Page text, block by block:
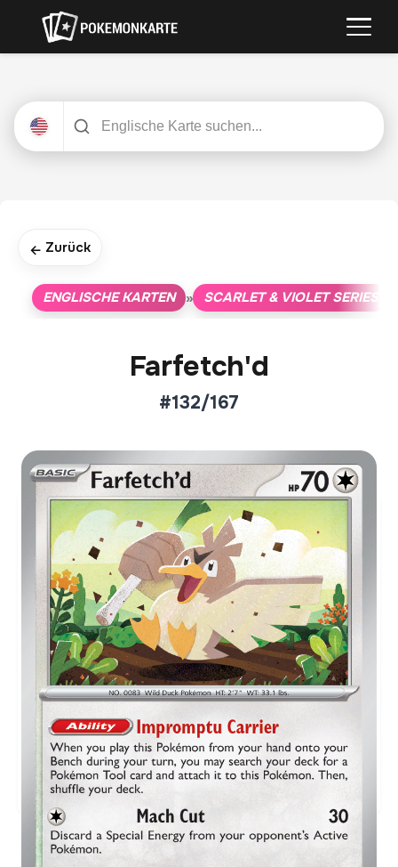
← Zurück
ENGLISCHE KARTEN » SCARLET & VIOLET SERIES
Farfetch'd
#132/167
Aktueller Marktpreis
€0,18
Normal
€0,25
Reverse Holo
Preise werden täglich aktualisiert.